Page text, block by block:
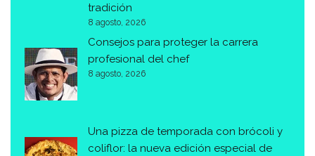
tradición
8 agosto, 2026
Consejos para proteger la carrera
profesional del chef
8 agosto, 2026
Una pizza de temporada con brócoli y
coliflor: la nueva edición especial de